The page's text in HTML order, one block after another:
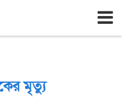
১৪৩৩
মৃত্যু